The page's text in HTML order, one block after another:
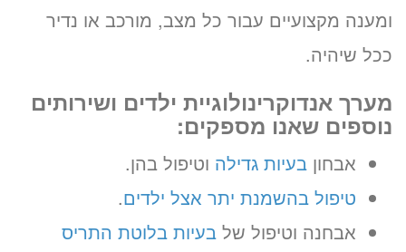
ומענה מקצועיים עבור כל מצב, מורכב או נדיר
ככל שיהיה.
מערך אנדוקרינולוגיית ילדים ושירותים
נוספים שאנו מספקים:
אבחון בעיות גדילה וטיפול בהן.
טיפול בהשמנת יתר אצל ילדים.
אבחנה וטיפול של בעיות בלוטת התריס